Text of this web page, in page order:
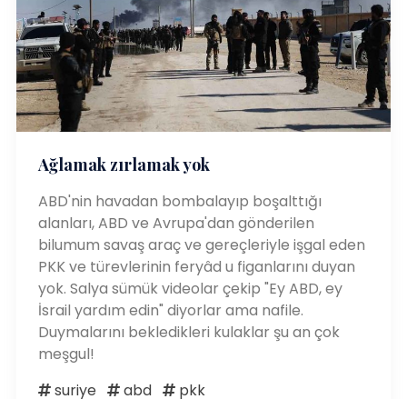
Ağlamak zırlamak yok
ABD'nin havadan bombalayıp boşalttığı
alanları, ABD ve Avrupa'dan gönderilen
bilumum savaş araç ve gereçleriyle işgal eden
PKK ve türevlerinin feryâd u figanlarını duyan
yok. Salya sümük videolar çekip "Ey ABD, ey
İsrail yardım edin" diyorlar ama nafile.
Duymalarını bekledikleri kulaklar şu an çok
meşgul!
suriye
abd pkk